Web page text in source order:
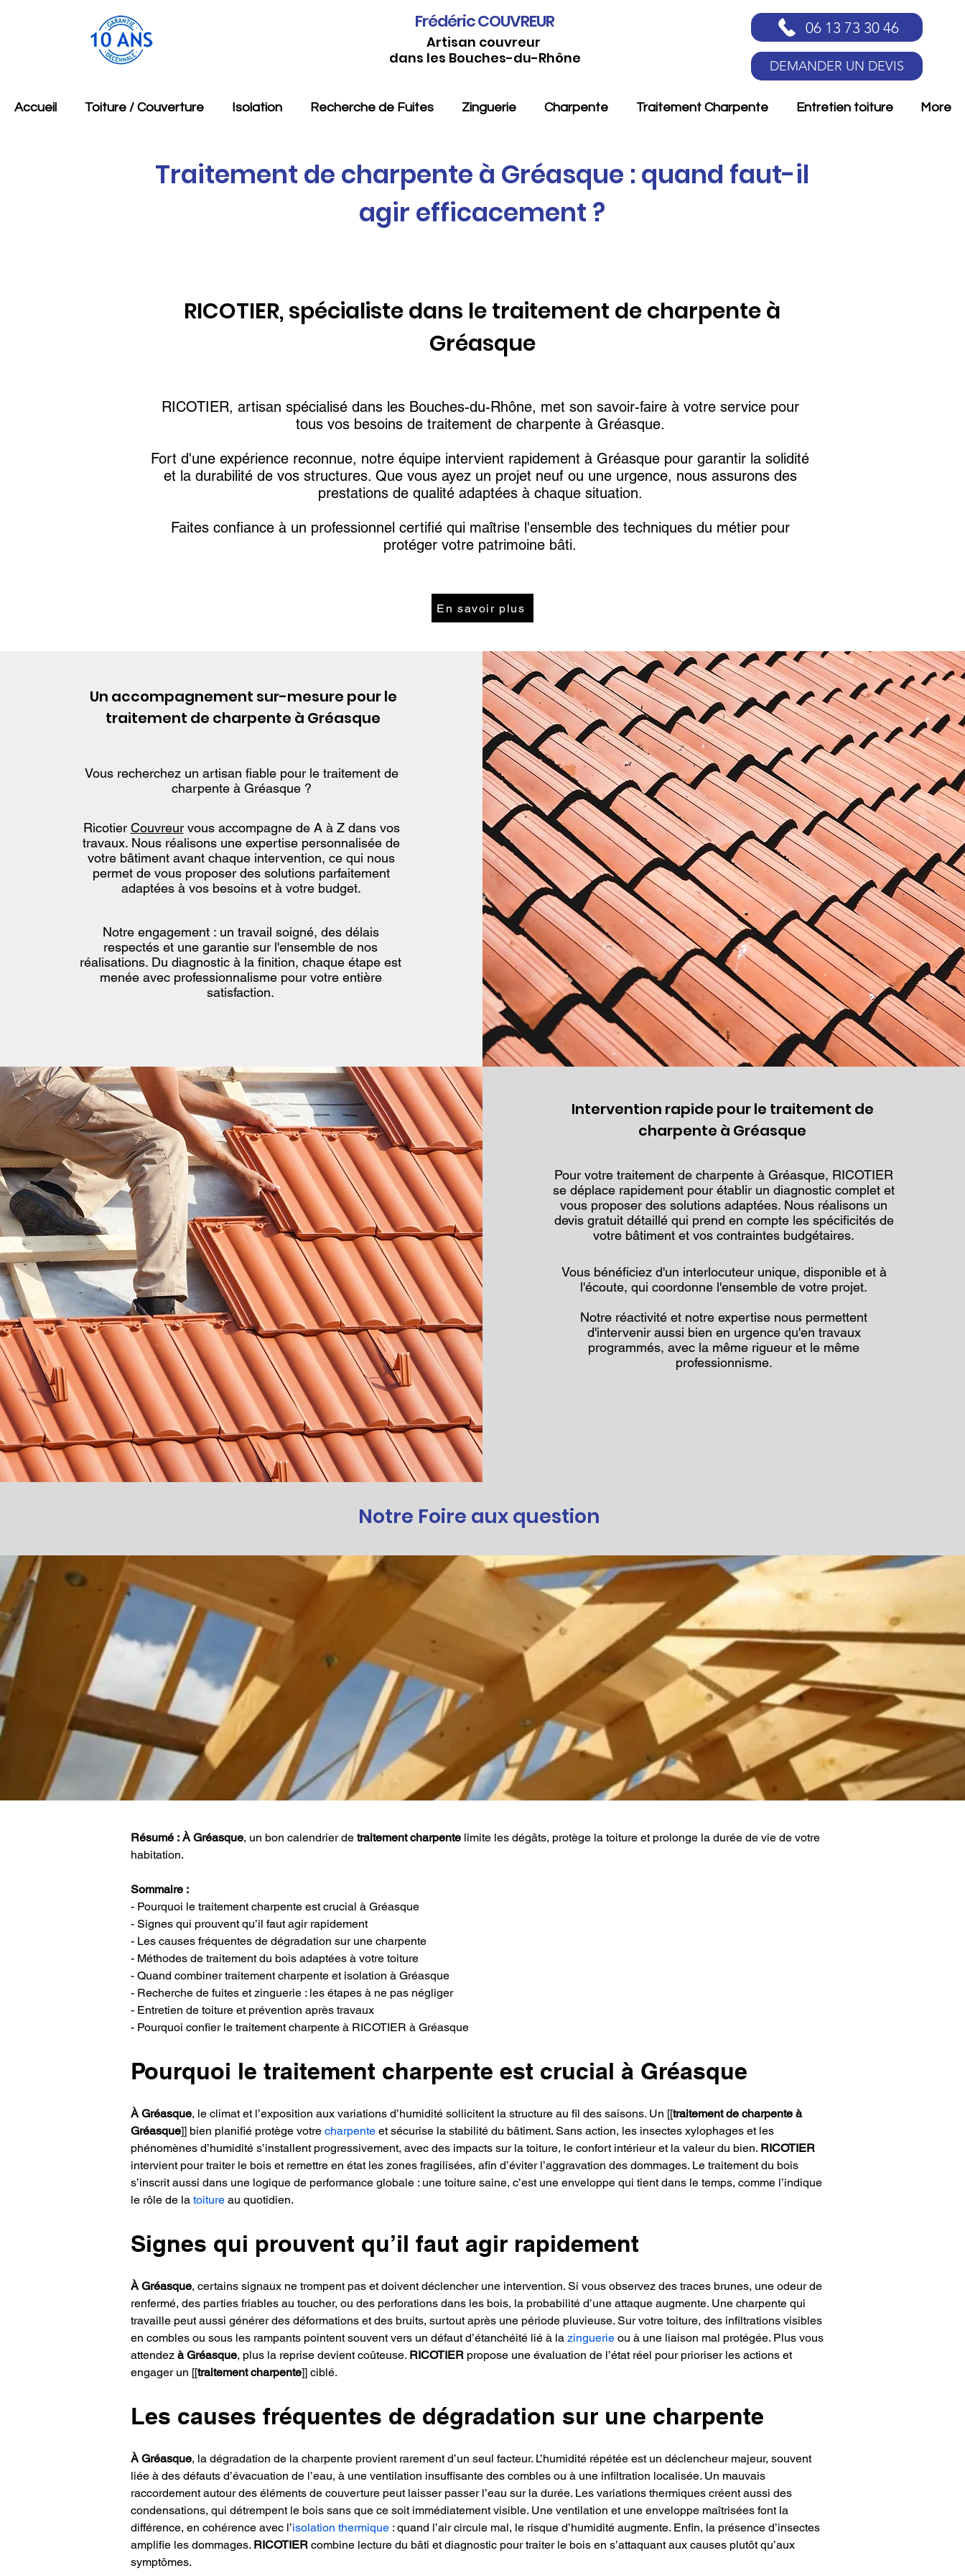
Frédéric COUVREUR
Artisan couvreur
dans les Bouches-du-Rhône
06 13 73 30 46
DEMANDER UN DEVIS
Accueil Toiture / Couverture Isolation Recherche de Fuites Zinguerie Charpente Traitement Charpente Entretien toiture More
Traitement de charpente à Gréasque : quand faut-il
agir efficacement ?
RICOTIER, spécialiste dans le traitement de charpente à
Gréasque
RICOTIER, artisan spécialisé dans les Bouches-du-Rhône, met son savoir-faire à votre service pour
tous vos besoins de traitement de charpente à Gréasque.
Fort d'une expérience reconnue, notre équipe intervient rapidement à Gréasque pour garantir la solidité
et la durabilité de vos structures. Que vous ayez un projet neuf ou une urgence, nous assurons des
prestations de qualité adaptées à chaque situation.
Faites confiance à un professionnel certifié qui maîtrise l'ensemble des techniques du métier pour
protéger votre patrimoine bâti.
En savoir plus
Un accompagnement sur-mesure pour le
traitement de charpente à Gréasque
Vous recherchez un artisan fiable pour le traitement de
charpente à Gréasque ?
Ricotier Couvreur vous accompagne de A à Z dans vos
travaux. Nous réalisons une expertise personnalisée de
votre bâtiment avant chaque intervention, ce qui nous
permet de vous proposer des solutions parfaitement
adaptées à vos besoins et à votre budget.
Notre engagement : un travail soigné, des délais
respectés et une garantie sur l'ensemble de nos
réalisations. Du diagnostic à la finition, chaque étape est
menée avec professionnalisme pour votre entière
satisfaction.
Intervention rapide pour le traitement de
charpente à Gréasque
Pour votre traitement de charpente à Gréasque, RICOTIER
se déplace rapidement pour établir un diagnostic complet et
vous proposer des solutions adaptées. Nous réalisons un
devis gratuit détaillé qui prend en compte les spécificités de
votre bâtiment et vos contraintes budgétaires.
Vous bénéficiez d'un interlocuteur unique, disponible et à
l'écoute, qui coordonne l'ensemble de votre projet.
Notre réactivité et notre expertise nous permettent
d'intervenir aussi bien en urgence qu'en travaux
programmés, avec la même rigueur et le même
professionnisme.
Notre Foire aux question
Résumé : À Gréasque, un bon calendrier de traitement charpente limite les dégâts, protège la toiture et prolonge la durée de vie de votre
habitation.
Sommaire :
- Pourquoi le traitement charpente est crucial à Gréasque
- Signes qui prouvent qu’il faut agir rapidement
- Les causes fréquentes de dégradation sur une charpente
- Méthodes de traitement du bois adaptées à votre toiture
- Quand combiner traitement charpente et isolation à Gréasque
- Recherche de fuites et zinguerie : les étapes à ne pas négliger
- Entretien de toiture et prévention après travaux
- Pourquoi confier le traitement charpente à RICOTIER à Gréasque
Pourquoi le traitement charpente est crucial à Gréasque
À Gréasque, le climat et l’exposition aux variations d’humidité sollicitent la structure au fil des saisons. Un [[traitement de charpente à
Gréasque]] bien planifié protège votre charpente et sécurise la stabilité du bâtiment. Sans action, les insectes xylophages et les
phénomènes d’humidité s’installent progressivement, avec des impacts sur la toiture, le confort intérieur et la valeur du bien. RICOTIER
intervient pour traiter le bois et remettre en état les zones fragilisées, afin d’éviter l’aggravation des dommages. Le traitement du bois
s’inscrit aussi dans une logique de performance globale : une toiture saine, c’est une enveloppe qui tient dans le temps, comme l’indique
le rôle de la toiture au quotidien.
Signes qui prouvent qu’il faut agir rapidement
À Gréasque, certains signaux ne trompent pas et doivent déclencher une intervention. Si vous observez des traces brunes, une odeur de
renfermé, des parties friables au toucher, ou des perforations dans les bois, la probabilité d’une attaque augmente. Une charpente qui
travaille peut aussi générer des déformations et des bruits, surtout après une période pluvieuse. Sur votre toiture, des infiltrations visibles
en combles ou sous les rampants pointent souvent vers un défaut d’étanchéité lié à la zinguerie ou à une liaison mal protégée. Plus vous
attendez à Gréasque, plus la reprise devient coûteuse. RICOTIER propose une évaluation de l’état réel pour prioriser les actions et
engager un [[traitement charpente]] ciblé.
Les causes fréquentes de dégradation sur une charpente
À Gréasque, la dégradation de la charpente provient rarement d’un seul facteur. L’humidité répétée est un déclencheur majeur, souvent
liée à des défauts d’évacuation de l’eau, à une ventilation insuffisante des combles ou à une infiltration localisée. Un mauvais
raccordement autour des éléments de couverture peut laisser passer l’eau sur la durée. Les variations thermiques créent aussi des
condensations, qui détrempent le bois sans que ce soit immédiatement visible. Une ventilation et une enveloppe maîtrisées font la
différence, en cohérence avec l’isolation thermique : quand l’air circule mal, le risque d’humidité augmente. Enfin, la présence d’insectes
amplifie les dommages. RICOTIER combine lecture du bâti et diagnostic pour traiter le bois en s’attaquant aux causes plutôt qu’aux
symptômes.